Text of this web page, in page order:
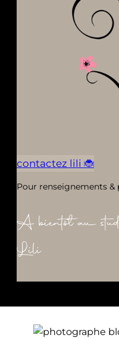
contactez lili 🐞
Pour renseignements &
A bientôt au
Lili